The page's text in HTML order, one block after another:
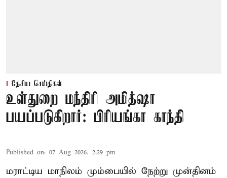
தேசிய செய்திகள்
உள்துறை மந்திரி அமித்ஷா
பயப்படுகிறார்: பிரியங்கா காந்தி
Published on: 07 Aug 2026, 2:29 pm
மராட்டிய மாநிலம் மும்பையில் நேற்று முன்தினம்